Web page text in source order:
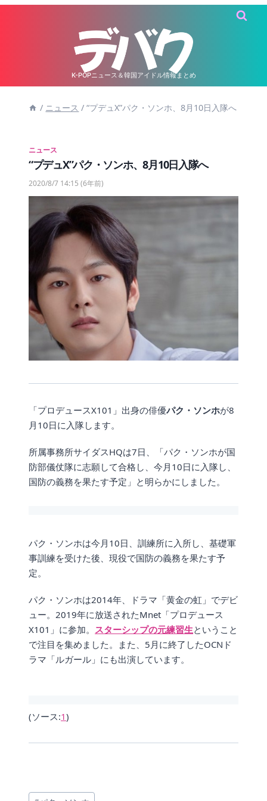
K-POPニュース＆韓国アイドル情報まとめ
/ ニュース / “プデュX”パク・ソンホ、8月10日入隊へ
ニュース
“プデュX”パク・ソンホ、8月10日入隊へ
2020/8/7 14:15 (6年前)
「プロデュースX101」出身の俳優パク・ソンホが8
月10日に入隊します。
所属事務所サイダスHQは7日、「パク・ソンホが国
防部儀仗隊に志願して合格し、今月10日に入隊し、
国防の義務を果たす予定」と明らかにしました。
パク・ソンホは今月10日、訓練所に入所し、基礎軍
事訓練を受けた後、現役で国防の義務を果たす予
定。
パク・ソンホは2014年、ドラマ「黄金の虹」でデビ
ュー。2019年に放送されたMnet「プロデュース
X101」に参加。 スターシップの元練習生ということ
で注目を集めました。また、5月に終了したOCNド
ラマ「ルガール」にも出演しています。
(ソース:1)
投